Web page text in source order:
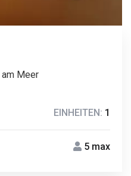
Meer
EINHEITEN: 1
5 max